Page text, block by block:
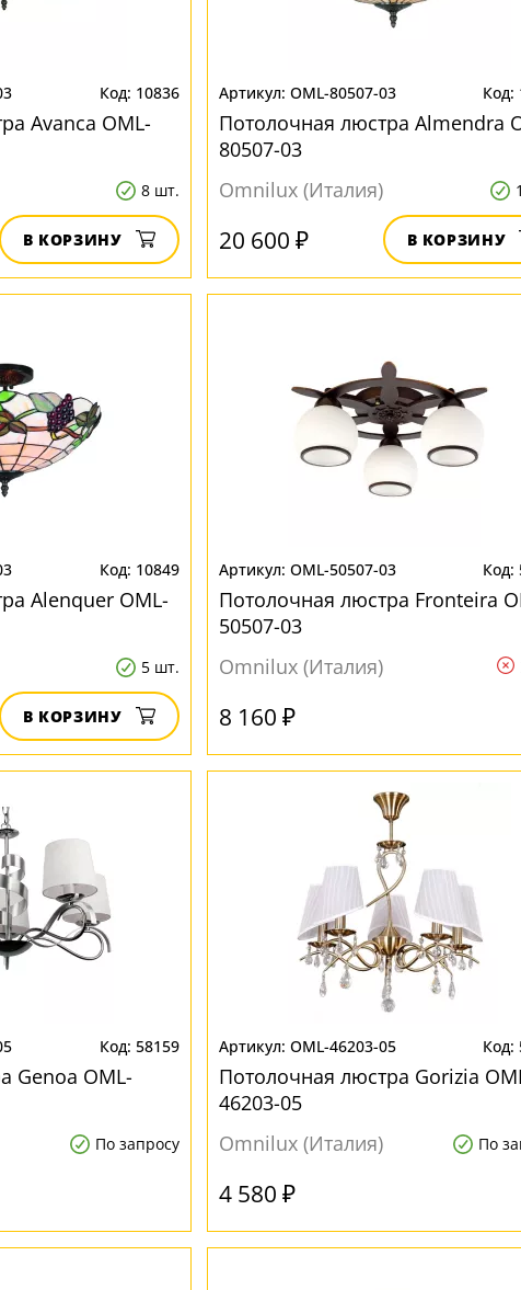
10836
Avanca OML-
8 шт.
В КОРЗИНУ
OML-80507-03
Потолочная люстра Almendra
80507-03
Omnilux (Италия)
20 600 ₽ В КОРЗИНУ
10849
Alenquer OML-
5 шт.
В КОРЗИНУ
OML-50507-03
Потолочная люстра Fronteira
50507-03
Omnilux (Италия)
8 160 ₽
58159
Genoa OML-
По запросу
OML-46203-05
Потолочная люстра Gorizia
46203-05
Omnilux (Италия)
По
4 580 ₽